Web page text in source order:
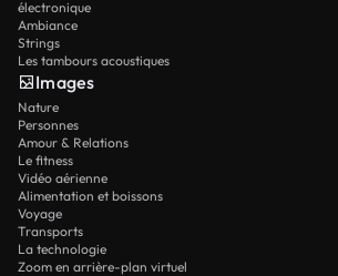
électronique
Ambiance
Strings
Les tambours acoustiques
Images
Nature
Personnes
Amour & Relations
Le fitness
Vidéo aérienne
Alimentation et boissons
Voyage
Transports
La technologie
Zoom en arrière-plan virtuel